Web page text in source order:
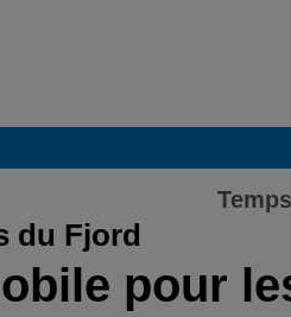
du Fjord
pour